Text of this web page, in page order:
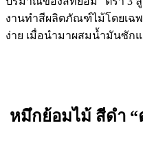
งานทำสีผลิตภัณฑ์ไม้โดยเฉพ
ง่าย เมื่อนำมาผสมน้ำมันซัก
หมึกย้อมไม้ สีดำ “